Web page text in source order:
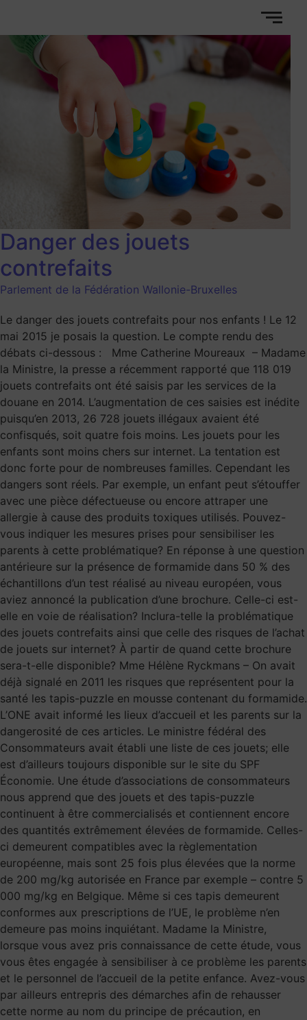
Danger des jouets
contrefaits
Parlement de la Fédération Wallonie-Bruxelles
Le danger des jouets contrefaits pour nos enfants ! Le 12
mai 2015 je posais la question. Le compte rendu des
débats ci-dessous : Mme Catherine Moureaux – Madame
la Ministre, la presse a récemment rapporté que 118 019
jouets contrefaits ont été saisis par les services de la
douane en 2014. L’augmentation de ces saisies est inédite
puisqu’en 2013, 26 728 jouets illégaux avaient été
confisqués, soit quatre fois moins. Les jouets pour les
enfants sont moins chers sur internet. La tentation est
donc forte pour de nombreuses familles. Cependant les
dangers sont réels. Par exemple, un enfant peut s’étouffer
avec une pièce défectueuse ou encore attraper une
allergie à cause des produits toxiques utilisés. Pouvez-
vous indiquer les mesures prises pour sensibiliser les
parents à cette problématique? En réponse à une question
antérieure sur la présence de formamide dans 50 % des
échantillons d’un test réalisé au niveau européen, vous
aviez annoncé la publication d’une brochure. Celle-ci est-
elle en voie de réalisation? Inclura-telle la problématique
des jouets contrefaits ainsi que celle des risques de l’achat
de jouets sur internet? À partir de quand cette brochure
sera-t-elle disponible? Mme Hélène Ryckmans – On avait
déjà signalé en 2011 les risques que représentent pour la
santé les tapis-puzzle en mousse contenant du formamide.
L’ONE avait informé les lieux d’accueil et les parents sur la
dangerosité de ces articles. Le ministre fédéral des
Consommateurs avait établi une liste de ces jouets; elle
est d’ailleurs toujours disponible sur le site du SPF
Économie. Une étude d’associations de consommateurs
nous apprend que des jouets et des tapis-puzzle
continuent à être commercialisés et contiennent encore
des quantités extrêmement élevées de formamide. Celles-
ci demeurent compatibles avec la règlementation
européenne, mais sont 25 fois plus élevées que la norme
de 200 mg/kg autorisée en France par exemple – contre 5
000 mg/kg en Belgique. Même si ces tapis demeurent
conformes aux prescriptions de l’UE, le problème n’en
demeure pas moins inquiétant. Madame la Ministre,
lorsque vous avez pris connaissance de cette étude, vous
vous êtes engagée à sensibiliser à ce problème les parents
et le personnel de l’accueil de la petite enfance. Avez-vous
par ailleurs entrepris des démarches afin de rehausser
cette norme au nom du principe de précaution, en